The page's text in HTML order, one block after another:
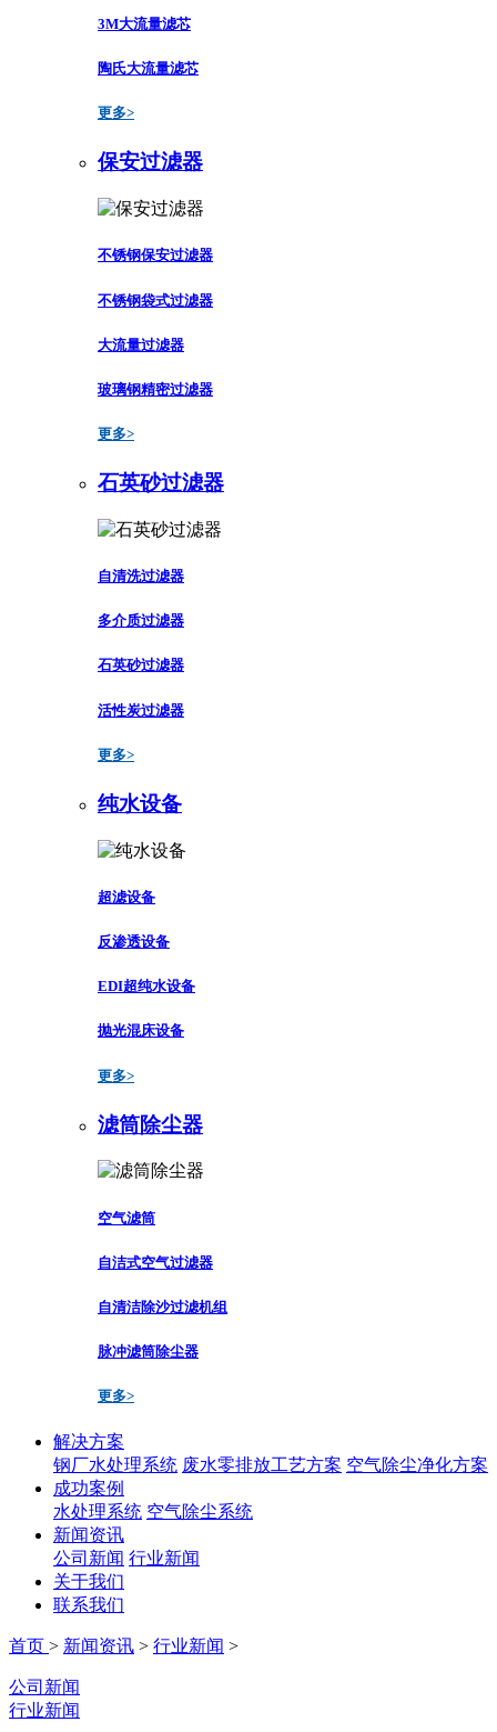
3M大流量滤芯
陶氏大流量滤芯
更多>
保安过滤器
不锈钢保安过滤器
不锈钢袋式过滤器
大流量过滤器
玻璃钢精密过滤器
更多>
石英砂过滤器
自清洗过滤器
多介质过滤器
石英砂过滤器
活性炭过滤器
更多>
纯水设备
超滤设备
反渗透设备
EDI超纯水设备
抛光混床设备
更多>
滤筒除尘器
空气滤筒
自洁式空气过滤器
自清洁除沙过滤机组
脉冲滤筒除尘器
更多>
解决方案
钢厂水处理系统 废水零排放工艺方案 空气除尘净化方案
成功案例
水处理系统 空气除尘系统
新闻资讯
公司新闻 行业新闻
关于我们
联系我们
首页 > 新闻资讯 > 行业新闻 >
公司新闻
行业新闻